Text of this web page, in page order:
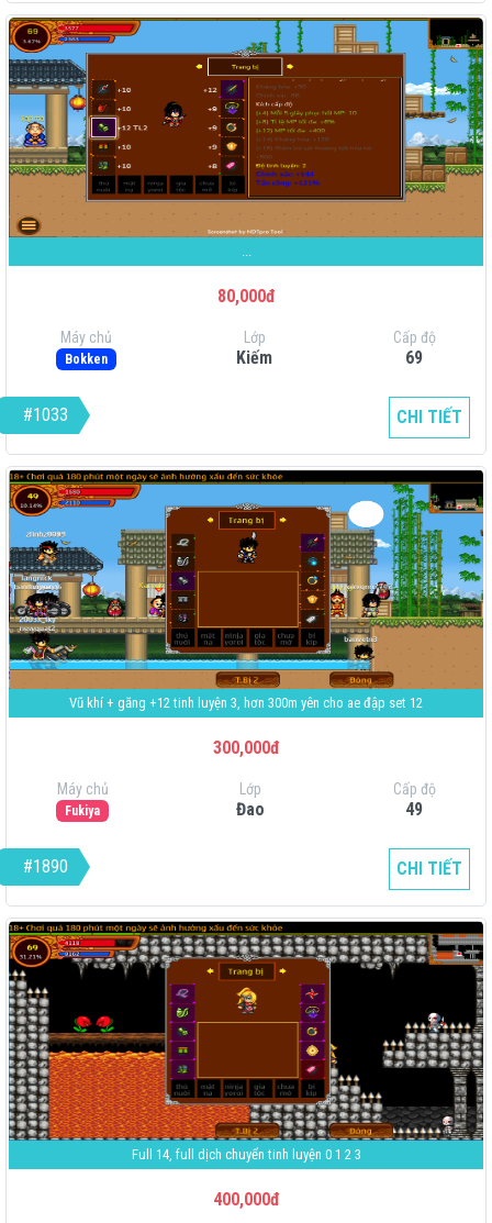
80,000đ
Máy chủ
Bokken
Lớp
Kiếm
Cấp độ
69
#1033 CHI TIẾT
Vũ khí + găng +12 tinh luyện 3, hơn 300m yên cho ae đập set 12
300,000đ
Máy chủ
Fukiya
Lớp
Đao
Cấp độ
49
#1890 CHI TIẾT
Full 14, full dịch chuyển tinh luyện 0 1 2 3
400,000đ